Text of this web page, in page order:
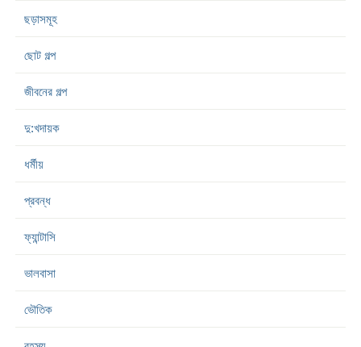
ছড়াসমূহ
ছোট গল্প
জীবনের গল্প
দু:খদায়ক
ধর্মীয়
প্রবন্ধ
ফ্যান্টাসি
ভালবাসা
ভৌতিক